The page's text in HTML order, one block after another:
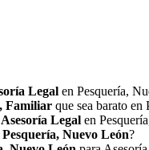
Legal en Pesquería,
Familiar que sea barato
Legal en
Nuevo León?